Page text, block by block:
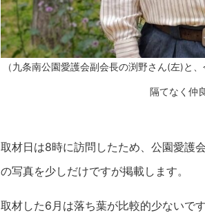
（九条南公園愛護会副会長の渕野さん(左)と
隔てなく仲
取材日は8時に訪問したため、公園愛護
の写真を少しだけですが掲載します。
取材した6月は落ち葉が比較的少ないで